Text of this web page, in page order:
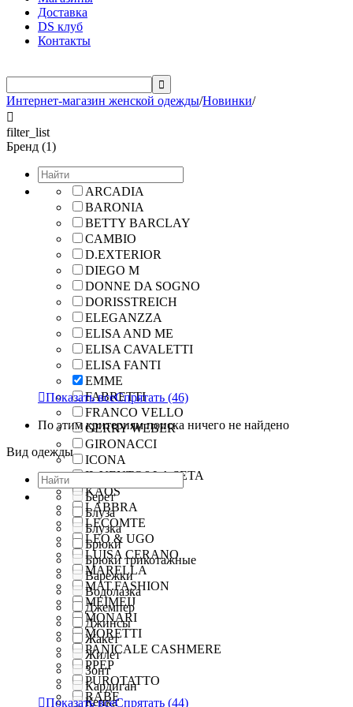
Доставка
DS клуб
Контакты

Интернет-магазин женской одежды/Новинки/

filter_list
Бренд (1)
ARCADIA
BARONIA
BETTY BARCLAY
CAMBIO
D.EXTERIOR
DIEGO M
DONNE DA SOGNO
DORISSTREICH
ELEGANZZA
ELISA AND ME
ELISA CAVALETTI
ELISA FANTI
EMME
FABRETTI
FRANCO VELLO
GERRY WEBER
GIRONACCI
ICONA
IL VENTO&LA SETA
KAOS
LABBRA
LECOMTE
LEO & UGO
LUISA CERANO
MARELLA
MAT.FASHION
MEIMEIJ
MONARI
MORETTI
PANICALE CASHMERE
PPEP
PUROTATTO
RABE
Показать всеСпрятать (46)
По этим критериям поиска ничего не найдено
Вид одежды
Берет
Блуза
Блузка
Брюки
Брюки трикотажные
Варежки
Водолазка
Джемпер
Джинсы
Жакет
Жилет
Зонт
Кардиган
Кепка
Показать всеСпрятать (44)